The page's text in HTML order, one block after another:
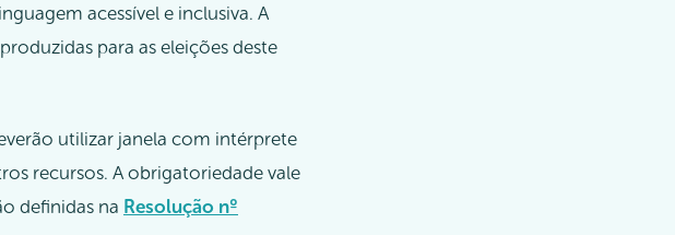
acessível e inclusiva. A
para as eleições deste
utilizar janela com intérprete
recursos. A obrigatoriedade vale
definidas na Resolução nº